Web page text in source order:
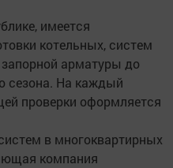
имеется
котельных, систем
запорной арматуры до
сезона. На каждый
проверки оформляется
в многоквартирных
компания